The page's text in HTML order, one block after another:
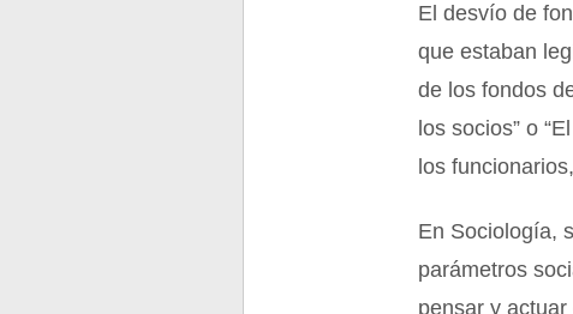
El desvío de
que estaban
de los fondos
los socios” o
los
En Sociología,
parámetros
pensar y